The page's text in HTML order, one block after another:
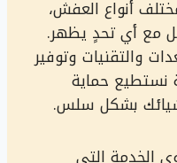
أنواع العفش،
مع أي تحدٍ يظهر.
والتقنيات وتوفير
نستطيع حماية
بشكل سلس.
الخدمة التي